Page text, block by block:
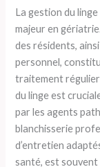
La gestion du
majeur en
des résidents,
personnel,
traitement
du linge est
par les agents
blanchisserie
d’entretien
santé, est souvent